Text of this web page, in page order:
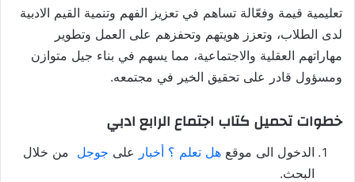
تعليمية قيمة وفعّالة تساهم في تعزيز الفهم وتنمية القيم الادبية
لدى الطلاب، وتعزز هويتهم وتحفزهم على العمل وتطوير
مهاراتهم العقلية والاجتماعية، مما يسهم في بناء جيل متوازن
ومسؤول قادر على تحقيق الخير في مجتمعه.
خطوات تحميل كتاب اجتماع الرابع ادبي
الدخول الى موقع هل تعلم ؟ أخبار على جوجل من خلال
البحث.